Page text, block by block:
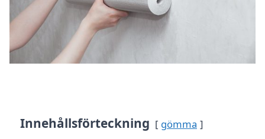
Innehållsförteckning gömma